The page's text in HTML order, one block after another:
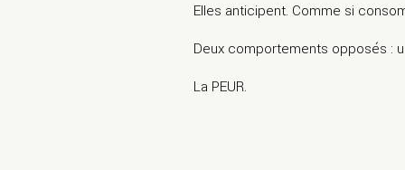
Elles anticipent. Comme si
Deux comportements opposés :
La PEUR.